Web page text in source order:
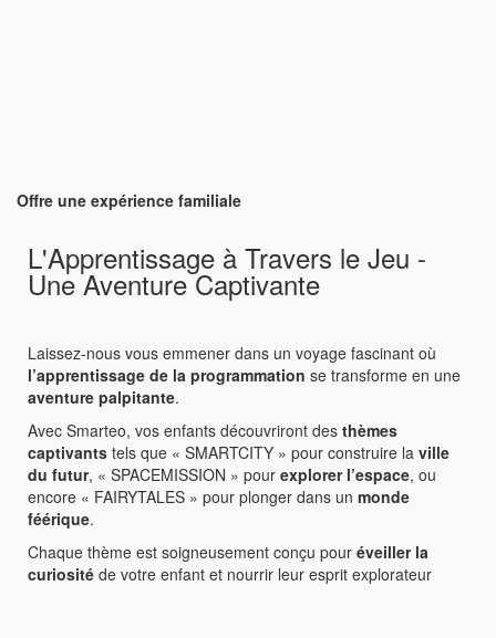
Offre une expérience familiale
L'Apprentissage à Travers le Jeu -
Une Aventure Captivante
Laissez-nous vous emmener dans un voyage fascinant où
l’apprentissage de la programmation se transforme en une
aventure palpitante.
Avec Smarteo, vos enfants découvriront des thèmes
captivants tels que « SMARTCITY » pour construire la ville
du futur, « SPACEMISSION » pour explorer l’espace, ou
encore « FAIRYTALES » pour plonger dans un monde
féérique.
Chaque thème est soigneusement conçu pour éveiller la
curiosité de votre enfant et nourrir leur esprit explorateur